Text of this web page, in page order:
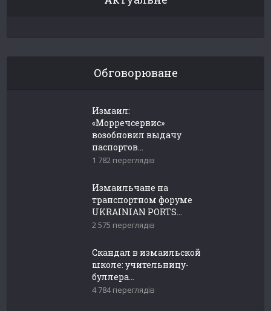
Обговорюване
Измаил:
«Морречсервис»
возобновил выдачу
паспортов...
1 782 переглядів
Измаильчане на
транспортном форуме
UKRAINIAN PORTS...
2 575 переглядів
Скандал в измаильской
школе: учительницу-
буллера...
4 784 переглядів